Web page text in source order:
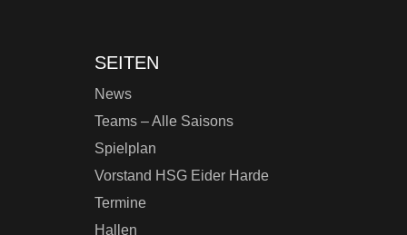
SEITEN
News
Teams – Alle Saisons
Spielplan
Vorstand HSG Eider Harde
Termine
Hallen